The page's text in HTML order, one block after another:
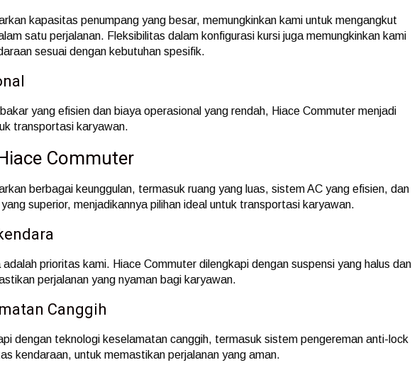
kapasitas penumpang yang besar, memungkinkan kami untuk mengangkut
satu perjalanan. Fleksibilitas dalam konfigurasi kursi juga memungkinkan kami
sesuai dengan kebutuhan spesifik.
yang efisien dan biaya operasional yang rendah, Hiace Commuter menjadi
transportasi karyawan.
Commuter
berbagai keunggulan, termasuk ruang yang luas, sistem AC yang efisien, dan
superior, menjadikannya pilihan ideal untuk transportasi karyawan.
prioritas kami. Hiace Commuter dilengkapi dengan suspensi yang halus dan
perjalanan yang nyaman bagi karyawan.
Canggih
dengan teknologi keselamatan canggih, termasuk sistem pengereman anti-lock
kendaraan, untuk memastikan perjalanan yang aman.